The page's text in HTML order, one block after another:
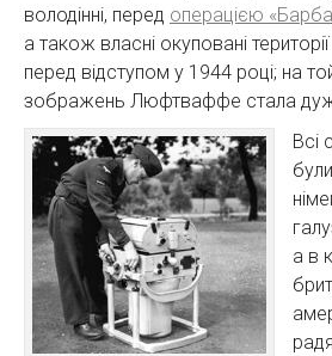
володінні, перед операцією
а також власні окуповані
перед відступом у 1944 році; на
зображень Люфтваффе стала
Всі
а в